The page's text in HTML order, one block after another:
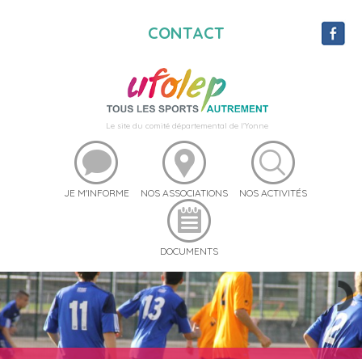
CONTACT
Le site du comité départemental de l'Yonne
JE M'INFORME NOS ASSOCIATIONS NOS ACTIVITÉS
DOCUMENTS
RÉSERVEZ DU MATÉRIEL
UFO STREET 89
UFOSEBOUGER